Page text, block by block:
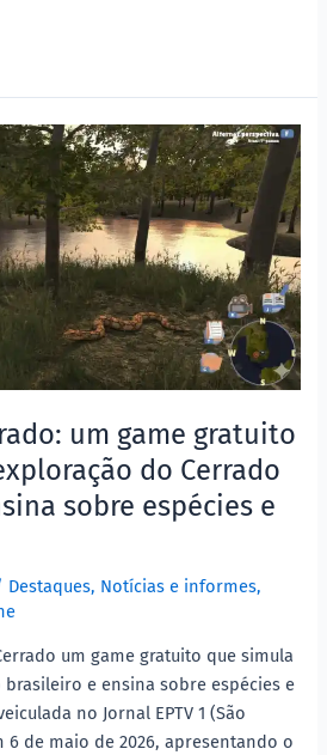
um game gratuito
do Cerrado
sobre espécies e
Destaques, Notícias e informes,
um game gratuito que simula
e ensina sobre espécies e
no Jornal EPTV 1 (São
6 de maio de 2026, apresentando o